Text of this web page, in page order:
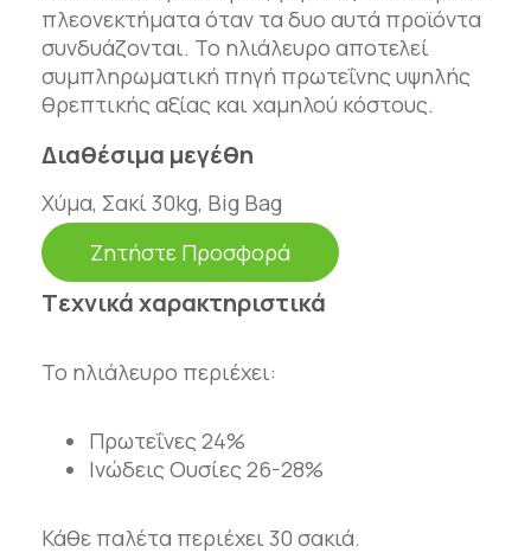
πλεονεκτήματα όταν τα δυο αυτά προϊόντα
συνδυάζονται. Το ηλιάλευρο αποτελεί
συμπληρωματική πηγή πρωτεΐνης υψηλής
θρεπτικής αξίας και χαμηλού κόστους.
Διαθέσιμα μεγέθη
Χύμα, Σακί 30kg, Big Βag
Ζητήστε Προσφορά
Tεχνικά χαρακτηριστικά
Το ηλιάλευρο περιέχει:
Πρωτεΐνες 24%
Ινώδεις Ουσίες 26-28%
Κάθε παλέτα περιέχει 30 σακιά.